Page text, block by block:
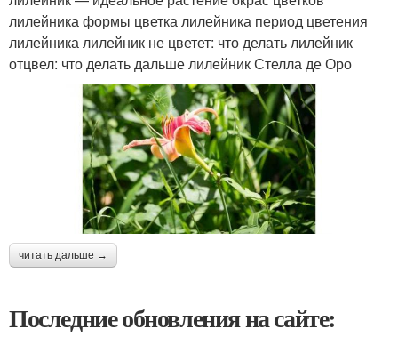
лилейника формы цветка лилейника период цветения
лилейника лилейник не цветет: что делать лилейник
отцвел: что делать дальше лилейник Стелла де Оро
читать дальше →
Последние обновления на сайте: